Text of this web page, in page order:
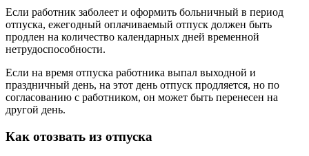
Если работник заболеет и оформить больничный в период
отпуска, ежегодный оплачиваемый отпуск должен быть
продлен на количество календарных дней временной
нетрудоспособности.
Если на время отпуска работника выпал выходной и
праздничный день, на этот день отпуск продляется, но по
согласованию с работником, он может быть перенесен на
другой день.
Как отозвать из отпуска